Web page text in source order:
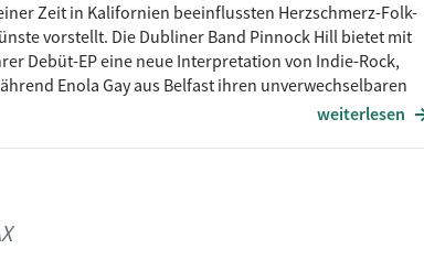
Zeit in Kalifornien beeinflussten Herzschmerz-Folk-
vorstellt. Die Dubliner Band Pinnock Hill bietet mit
Debüt-EP eine neue Interpretation von Indie-Rock,
Enola Gay aus Belfast ihren unverwechselbaren
Noise-Punk-Sound mitbringen, der gerade erst beim Riot
umhüllt die Zuhörer mit ihren verträumten
Stärke und irische Mythologie
Songs, die ihre geografischen und emotionalen
mit ihrem schrulligen Folk-Pop in Themen der
weiterlesen